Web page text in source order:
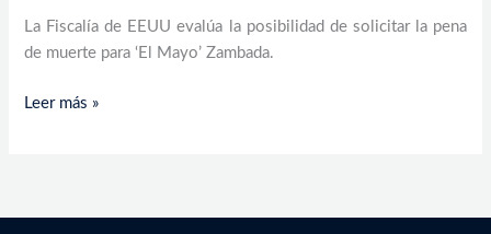
La Fiscalía de EEUU evalúa la posibilidad de solicitar la pena
de muerte para ‘El Mayo’ Zambada.
Leer más »